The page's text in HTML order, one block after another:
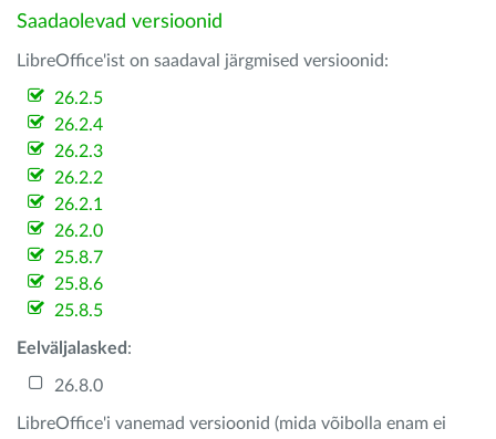
Saadaolevad versioonid
LibreOffice'ist on saadaval järgmised versioonid:
26.2.5
26.2.4
26.2.3
26.2.2
26.2.1
26.2.0
25.8.7
25.8.6
25.8.5
Eelväljalasked :
26.8.0
LibreOffice'i vanemad versioonid (mida võibolla enam ei